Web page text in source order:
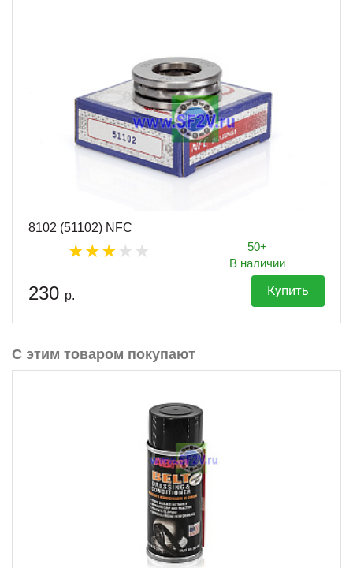
8102 (51102) NFC
50+
В наличии
230 р. Купить
С этим товаром покупают